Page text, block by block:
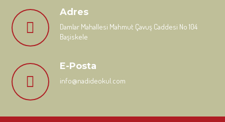
Adres
Damlar Mahallesi Mahmut Çavuş Caddesi No 104
Başiskele
E-Posta
info@nadideokul.com